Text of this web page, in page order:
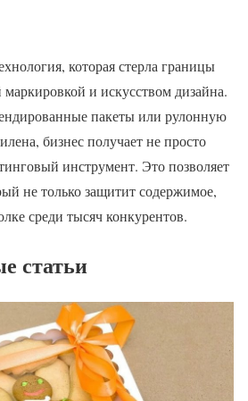
которая стерла границы
и искусством дизайна.
пакеты или рулонную
бизнес получает не просто
инструмент. Это позволяет
не только защитит содержимое,
среди тысяч конкурентов.
статьи